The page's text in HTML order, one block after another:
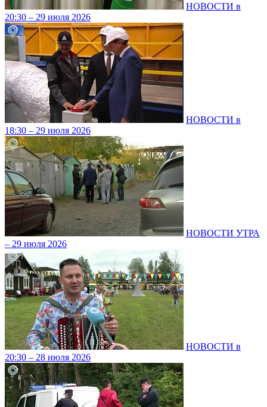
НОВОСТИ в
20:30 – 29 июля 2026
НОВОСТИ в
18:30 – 29 июля 2026
НОВОСТИ УТРА
– 29 июля 2026
НОВОСТИ в
20:30 – 28 июля 2026